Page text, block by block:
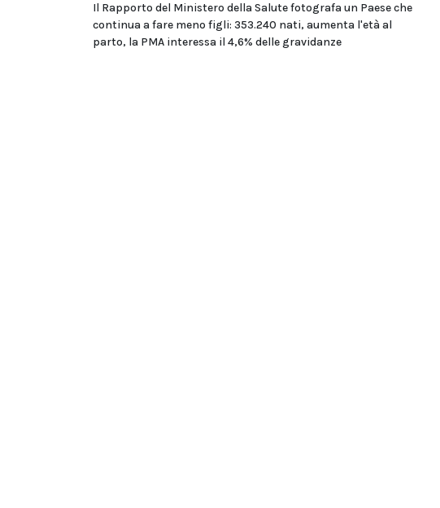
Il Rapporto del Ministero della Salute fotografa un Paese che
continua a fare meno figli: 353.240 nati, aumenta l'età al
parto, la PMA interessa il 4,6% delle gravidanze